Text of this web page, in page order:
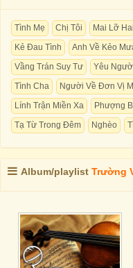
Tình Mẹ Chị Tôi Mai Lỡ
Kẻ Đau Tình
Anh Về Kẻo
Vầng Trán Suy Tư
Yêu
Tình Cha
Người Về Đơn Vị
Lính Trận Miền Xa
Phượng
Tạ Từ Trong Đêm
Nghèo
Album/playlist Trường